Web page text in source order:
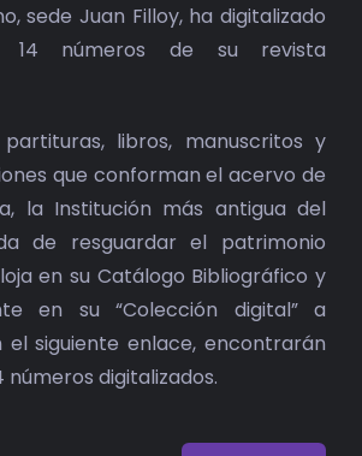
sede Juan Filloy, ha digitalizado
14 números de su revista
libros, manuscritos y
que conforman el acervo de
la Institución más antigua del
de resguardar el patrimonio
en su Catálogo Bibliográfico y
en su “Colección digital” a
el siguiente enlace, encontrarán
números digitalizados.